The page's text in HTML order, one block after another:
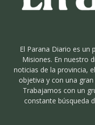
El Parana Diario es un
Misiones. En nuestro
noticias de la provincia,
objetiva y con una
Trabajamos con un
constante búsqueda